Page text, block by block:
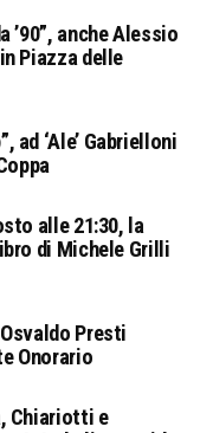
’90”, anche Alessio
Piazza delle
ad ‘Ale’ Gabrielloni
alle 21:30, la
di Michele Grilli
Presti
Onorario
Chiariotti e